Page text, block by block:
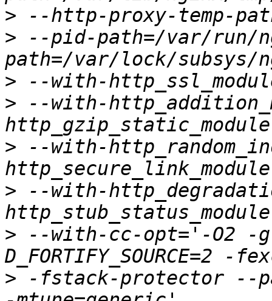
>
> --pid-path=/var/run/
>
> --with-
> --with-
> --with-
> --with-cc-opt='-O2 -
> -fstack-protector --